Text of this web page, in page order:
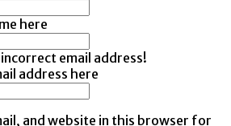
here
email address!
address here
and website in this browser for